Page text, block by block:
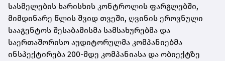
სასმელების ხარისხის კონტროლის ფარგლებში,
მიმდინარე წლის შვიდ თვეში, ღვინის ეროვნული
სააგენტოს შესაბამისმა სამსახურებმა და
საერთაშორისო აუდიტორულმა კომპანიებმა
ინსპექტირება 200-მდე კომპანიასა და ობიექტზე